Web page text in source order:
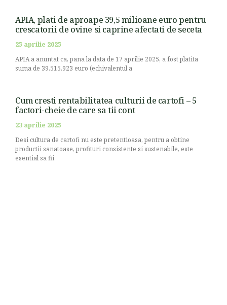
APIA, plati de aproape 39,5 milioane euro pentru
crescatorii de ovine si caprine afectati de seceta
25 aprilie 2025
APIA a anuntat ca, pana la data de 17 aprilie 2025, a fost platita
suma de 39.515.923 euro (echivalentul a
Cum cresti rentabilitatea culturii de cartofi – 5
factori-cheie de care sa tii cont
23 aprilie 2025
Desi cultura de cartofi nu este pretentioasa, pentru a obtine
productii sanatoase, profituri consistente si sustenabile, este
esential sa fii